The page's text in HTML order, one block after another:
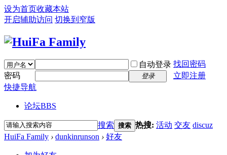
设为首页收藏本站
开启辅助访问 切换到窄版
自动登录 找回密码
密码
登录
立即注册
快捷导航
论坛BBS
搜索 搜索 热搜: 活动 交友 discuz
HuiFa Family › dunkinrunson › 好友